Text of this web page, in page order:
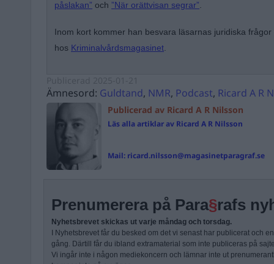
påslakan” och ”När orättvisan segrar”
Inom kort kommer han besvara läsarnas juridiska
hos Kriminalvårdsmagasinet
Ämnesord: Guldtand, NMR, Podcast, Ricard A R
Publicerad av Ricard A R Nilsson
Läs alla artiklar av Ricard A R Nilsson
Mail: ricard.nilsson@magasinetparagraf.se
Prenumerera på Para§rafs
Nyhetsbrevet skickas ut varje måndag och torsdag.
I Nyhetsbrevet får du besked om det vi senast har publicerat och
gång. Därtill får du ibland extramaterial som inte publiceras på
Vi ingår inte i någon mediekoncern och lämnar inte ut